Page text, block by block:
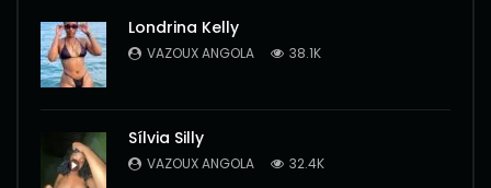
Londrina Kelly
VAZOUX ANGOLA 38.1K
Sílvia Silly
VAZOUX ANGOLA 32.4K